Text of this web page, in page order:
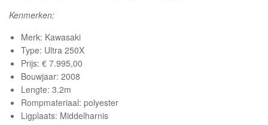
Kenmerken:
Merk: Kawasaki
Type: Ultra 250X
Prijs: € 7.995,00
Bouwjaar: 2008
Lengte: 3.2m
Rompmateriaal: polyester
Ligplaats: Middelharnis